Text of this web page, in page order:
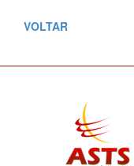
VOLTAR